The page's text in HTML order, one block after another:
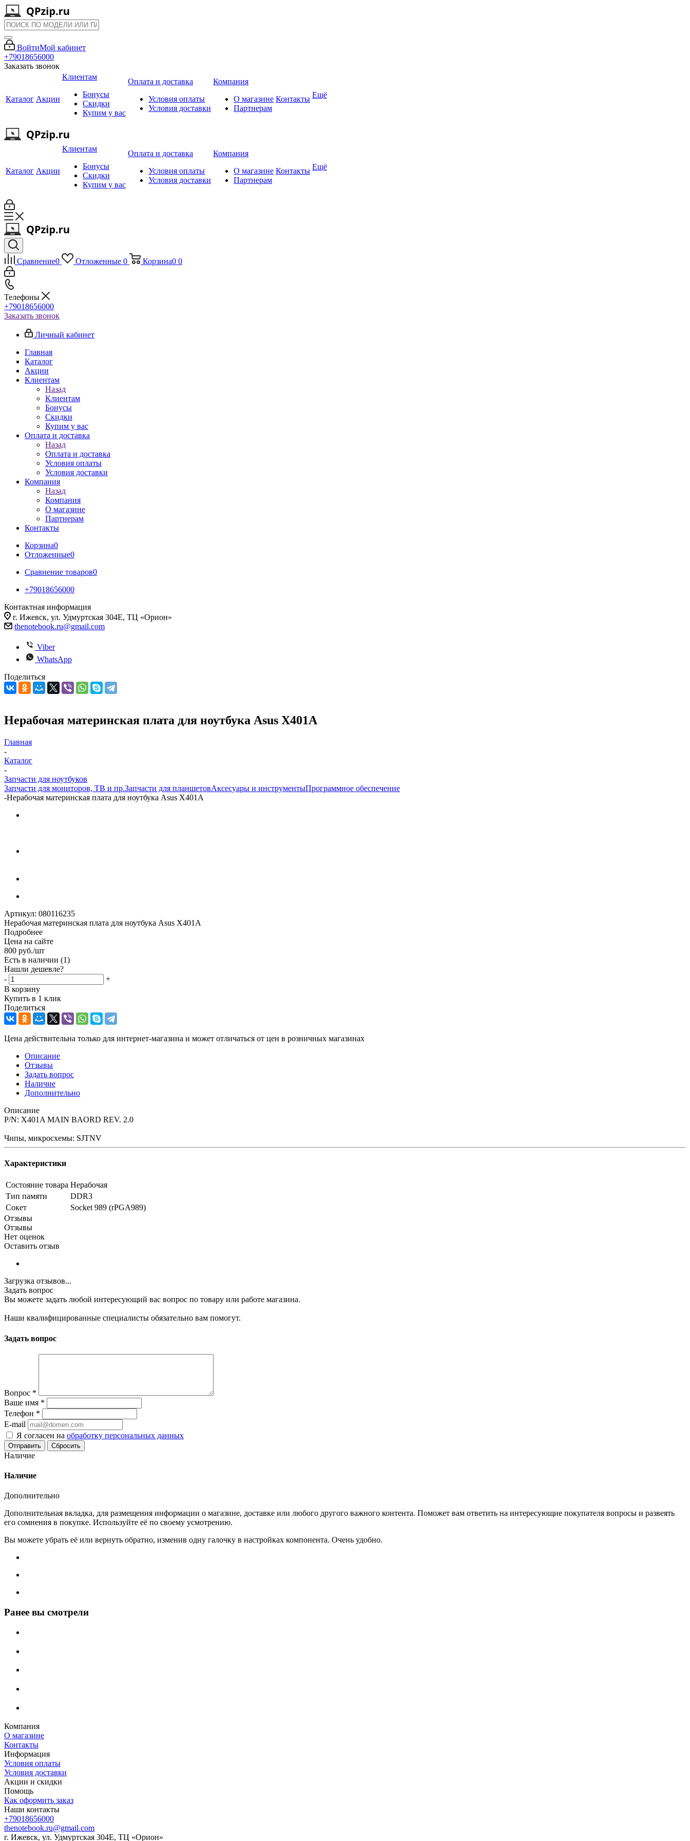
ВойтиМой кабинет
+79018656000
Заказать звонок
Каталог Акции
Клиентам
Бонусы
Скидки
Купим у вас
Оплата и доставка
Условия оплаты
Условия доставки
Компания
О магазине
Партнерам
Контакты Ещё
Каталог Акции
Клиентам
Бонусы
Скидки
Купим у вас
Оплата и доставка
Условия оплаты
Условия доставки
Компания
О магазине
Партнерам
Контакты Ещё
Сравнение0 Отложенные 0 Корзина0 0
Телефоны
+79018656000
Заказать звонок
Личный кабинет
Главная
Каталог
Акции
Клиентам
Назад
Клиентам
Бонусы
Скидки
Купим у вас
Оплата и доставка
Назад
Оплата и доставка
Условия оплаты
Условия доставки
Компания
Назад
Компания
О магазине
Партнерам
Контакты
Корзина0
Отложенные0
Сравнение товаров0
+79018656000
Контактная информация
г. Ижевск, ул. Удмуртская 304Е, ТЦ «Орион»
thenotebook.ru@gmail.com
Viber
WhatsApp
Поделиться
Нерабочая материнская плата для ноутбука Asus X401A
Главная
-
Каталог
-
Запчасти для ноутбуков
Запчасти для мониторов, ТВ и пр.Запчасти для планшетовАксесуары и инструментыПрограммное обеспечение
-Нерабочая материнская плата для ноутбука Asus X401A
Артикул: 080116235
Нерабочая материнская плата для ноутбука Asus X401A
Подробнее
Цена на сайте
800 руб./шт
Есть в наличии (1)
Нашли дешевле?
-
+
В корзину
Купить в 1 клик
Поделиться
Цена действительна только для интернет-магазина и может отличаться от цен в розничных магазинах
Описание
Отзывы
Задать вопрос
Наличие
Дополнительно
Описание
P/N: X401A MAIN BAORD REV. 2.0
Чипы, микросхемы: SJTNV
Характеристики
Состояние товара Нерабочая
Тип памяти
DDR3
Сокет
Socket 989 (rPGA989)
Отзывы
Отзывы
Нет оценок
Оставить отзыв
Загрузка отзывов...
Задать вопрос
Вы можете задать любой интересующий вас вопрос по товару или работе магазина.
Наши квалифицированные специалисты обязательно вам помогут.
Задать вопрос
Вопрос *
Ваше имя *
Телефон *
E-mail
Я согласен на обработку персональных данных
Сбросить
Наличие
Наличие
Дополнительно
Дополнительная вкладка, для размещения информации о магазине, доставке или любого другого важного контента. Поможет вам ответить на интересующие покупателя вопросы и развеять
его сомнения в покупке. Используйте её по своему усмотрению.
Вы можете убрать её или вернуть обратно, изменив одну галочку в настройках компонента. Очень удобно.
Ранее вы смотрели
Компания
О магазине
Контакты
Информация
Условия оплаты
Условия доставки
Акции и скидки
Помощь
Как оформить заказ
Наши контакты
+79018656000
thenotebook.ru@gmail.com
г. Ижевск, ул. Удмуртская 304Е, ТЦ «Орион»